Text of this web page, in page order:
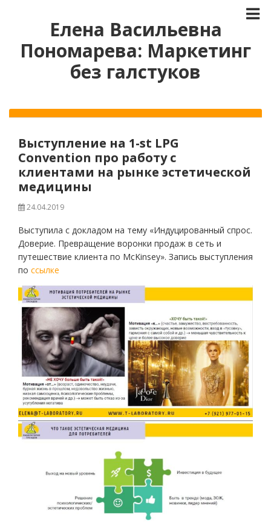
Елена Васильевна
Пономарева: Маркетинг
без галстуков
Выступление на 1-st LPG
Convention про работу с
клиентами на рынке эстетической
медицины
24.04.2019
Выступила с докладом на тему «Индуцированный спрос.
Доверие. Превращение воронки продаж в сеть и
путешествие клиента по McKinsey». Запись выступления
по ссылке